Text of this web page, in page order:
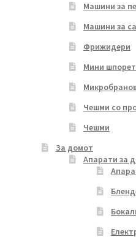
Машини за
Машини за
Фрижидери
Мини
Чешми со
Чешми
За домот
Апарати за